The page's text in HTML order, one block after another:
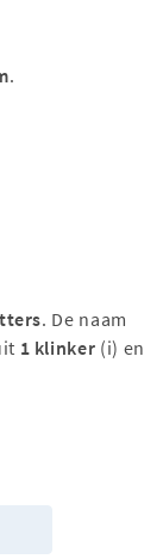
.
. De naam
1 klinker (i) en